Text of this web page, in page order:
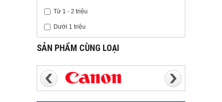
Từ 1 - 2 triệu
Dưới 1 triệu
SẢN PHẨM CÙNG LOẠI